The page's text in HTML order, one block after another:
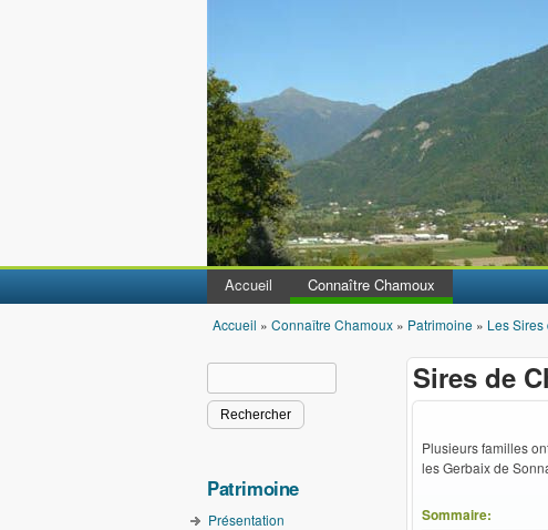
Accueil Connaître Chamoux
Vous êtes ici
Accueil » Connaître Chamoux » Patrimoine » Les
Sires de
Plusieurs familles
les Gerbaix de
Sommaire:
Formulaire de recherche
Patrimoine
Présentation